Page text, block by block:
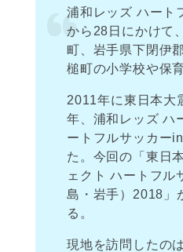
浦和レッズ ハート
から28日にかけて
町、岩手県下閉伊
槌町の小学校や保
2011年に東日本大
年、浦和レッズ ハ
ートフルサッカー
た。今回の「東日
ェクト ハートフル
島・岩手）2018」
る。
現地を訪問したの